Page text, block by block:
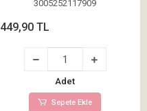
3005252117909
449,90 TL
Adet
Sepete Ekle